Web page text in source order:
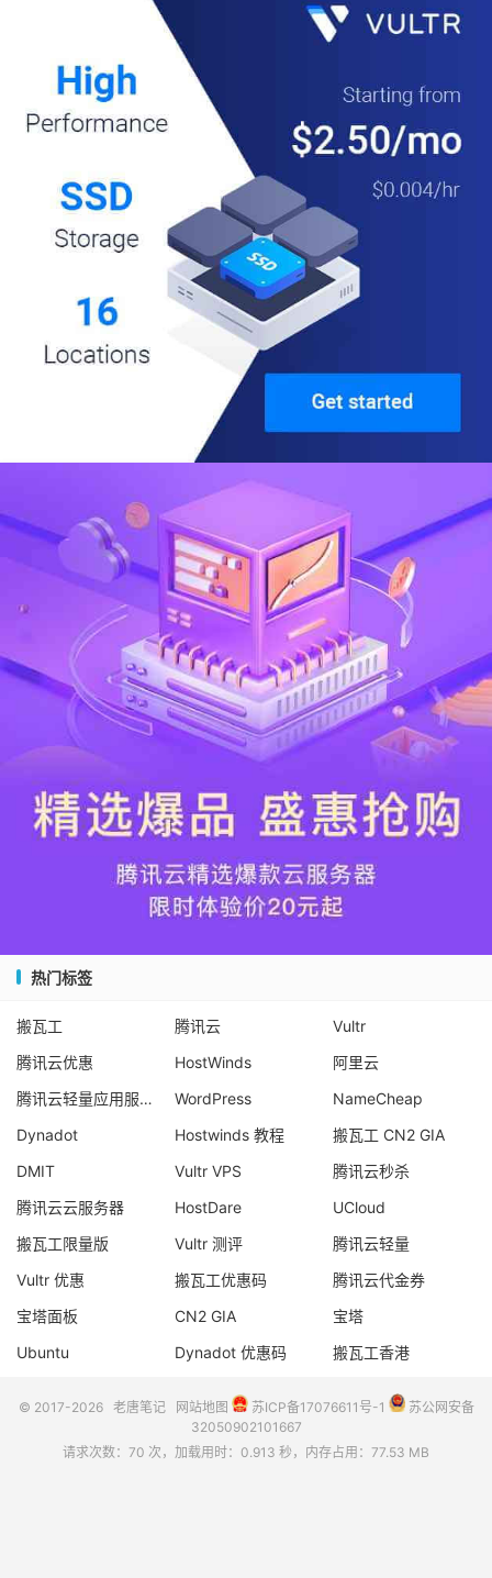
热门标签
搬瓦工 腾讯云
Vultr
腾讯云优惠
HostWinds
阿里云
腾讯云轻量应用服务器
WordPress
NameCheap
Dynadot
Hostwinds 教程
搬瓦工 CN2 GIA
DMIT
Vultr VPS
腾讯云秒杀
腾讯云云服务器
HostDare
UCloud
搬瓦工限量版
Vultr 测评
腾讯云轻量
Vultr 优惠
搬瓦工优惠码
腾讯云代金券
宝塔面板
CN2 GIA
宝塔
Ubuntu
Dynadot 优惠码 搬瓦工香港
© 2017-2026 老唐笔记 网站地图 苏ICP备17076611号-1
苏公网安备
32050902101667
请求次数：70 次，加载用时：0.913 秒，内存占用：77.53 MB